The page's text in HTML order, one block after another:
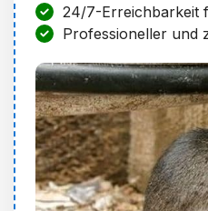
24/7-Erreichbarkeit
Professioneller und